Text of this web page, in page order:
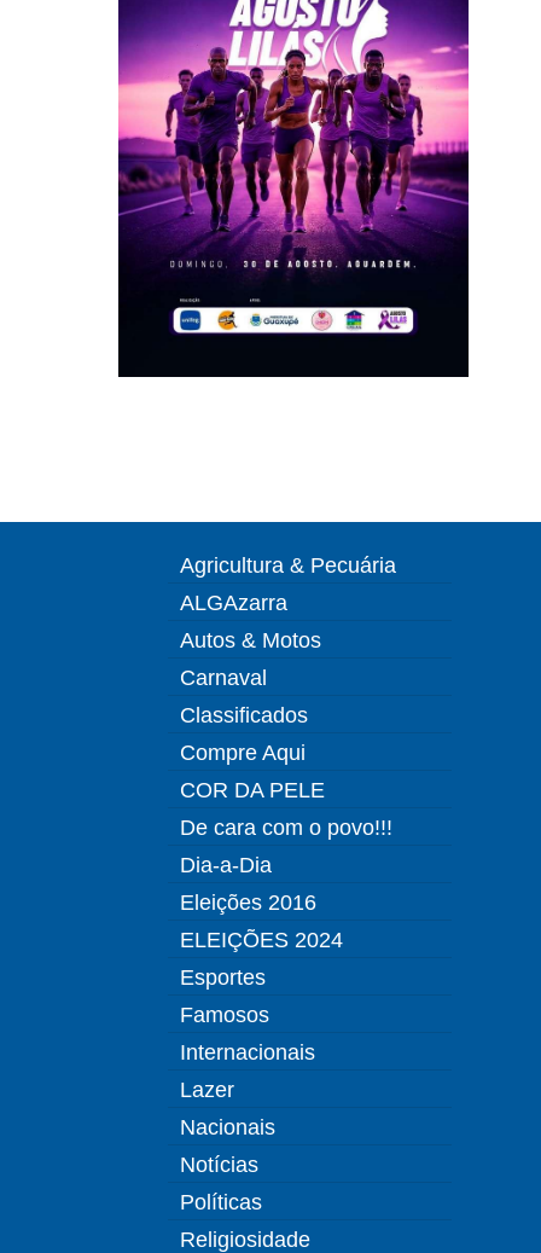
Agricultura & Pecuária
ALGAzarra
Autos & Motos
Carnaval
Classificados
Compre Aqui
COR DA PELE
De cara com o povo!!!
Dia-a-Dia
Eleições 2016
ELEIÇÕES 2024
Esportes
Famosos
Internacionais
Lazer
Nacionais
Notícias
Políticas
Religiosidade